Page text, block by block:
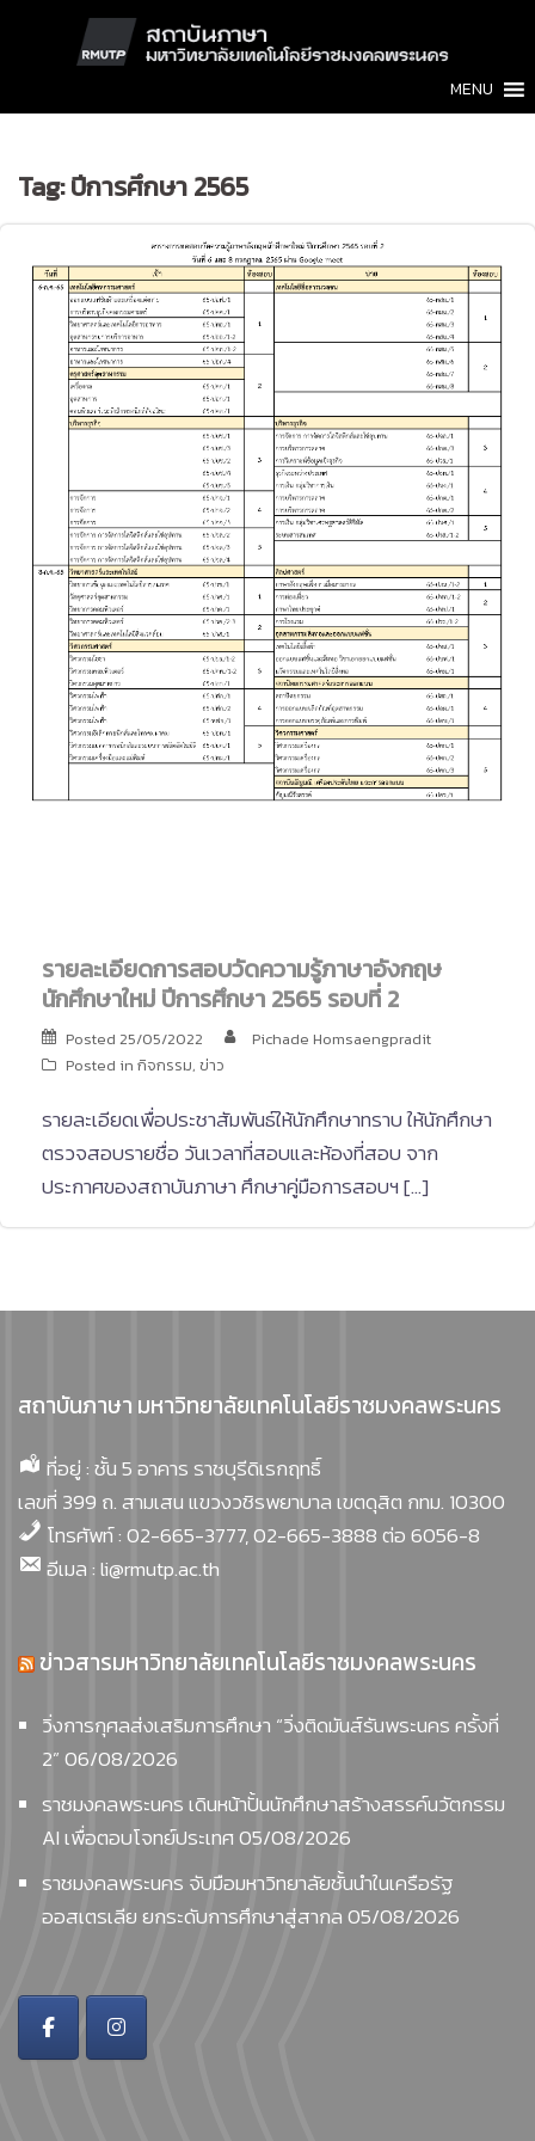
MENU
Tag:ปีการศึกษา 2565
รายละเอียดการสอบวัดความรู้ภาษาอังกฤษ
นักศึกษาใหม่ ปีการศึกษา 2565 รอบที่ 2
Posted 25/05/2022
Pichade Homsaengpradit
Posted in กิจกรรม, ข่าว
รายละเอียดเพื่อประชาสัมพันธ์ให้นักศึกษาทราบ ให้นักศึกษา
ตรวจสอบรายชื่อ วันเวลาที่สอบและห้องที่สอบ จาก
ประกาศของสถาบันภาษา ศึกษาคู่มือการสอบฯ […]
สถาบันภาษา มหาวิทยาลัยเทคโนโลยีราชมงคลพระนคร
ที่อยู่ : ชั้น 5 อาคาร ราชบุรีดิเรกฤทธิ์
เลขที่ 399 ถ. สามเสน แขวงวชิรพยาบาล เขตดุสิต กทม. 10300
โทรศัพท์ : 02-665-3777, 02-665-3888 ต่อ 6056-8
อีเมล : li@rmutp.ac.th
ข่าวสารมหาวิทยาลัยเทคโนโลยีราชมงคลพระนคร
วิ่งการกุศลส่งเสริมการศึกษา “วิ่งติดมันส์รันพระนคร ครั้งที่
2”06/08/2026
ราชมงคลพระนคร เดินหน้าปั้นนักศึกษาสร้างสรรค์นวัตกรรม
AI เพื่อตอบโจทย์ประเทศ05/08/2026
ราชมงคลพระนคร จับมือมหาวิทยาลัยชั้นนำในเครือรัฐ
ออสเตรเลีย ยกระดับการศึกษาสู่สากล05/08/2026